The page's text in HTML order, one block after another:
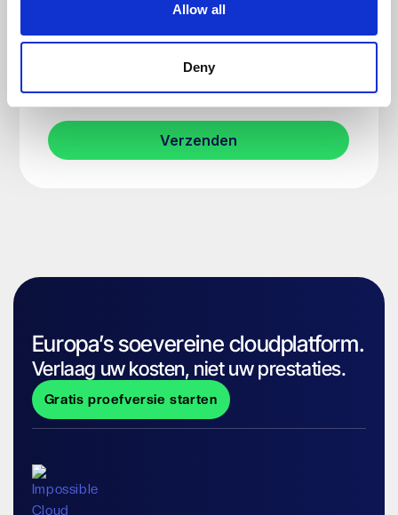
Allow all
Deny
Europa’s soevereine cloudplatform.
Verlaag uw kosten, niet uw prestaties.
Gratis proefversie starten